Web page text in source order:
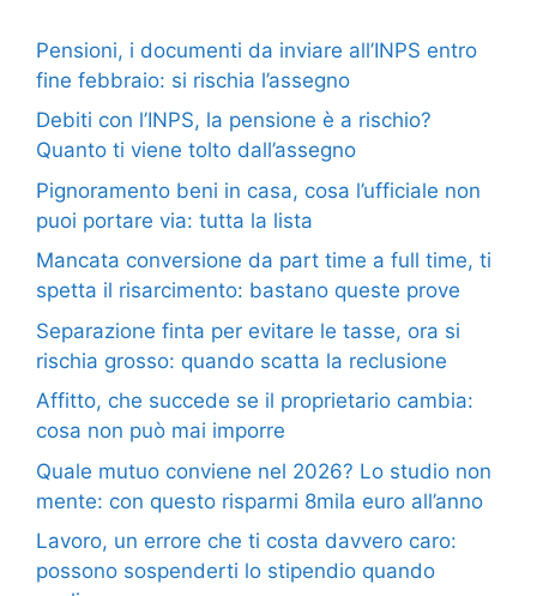
Pensioni, i documenti da inviare all’INPS entro
fine febbraio: si rischia l’assegno
Debiti con l’INPS, la pensione è a rischio?
Quanto ti viene tolto dall’assegno
Pignoramento beni in casa, cosa l’ufficiale non
puoi portare via: tutta la lista
Mancata conversione da part time a full time, ti
spetta il risarcimento: bastano queste prove
Separazione finta per evitare le tasse, ora si
rischia grosso: quando scatta la reclusione
Affitto, che succede se il proprietario cambia:
cosa non può mai imporre
Quale mutuo conviene nel 2026? Lo studio non
mente: con questo risparmi 8mila euro all’anno
Lavoro, un errore che ti costa davvero caro:
possono sospenderti lo stipendio quando